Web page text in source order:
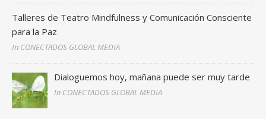
Talleres de Teatro Mindfulness y Comunicación Consciente
para la Paz
In CONECTADOS GLOBAL MEDIA
Dialoguemos hoy, mañana puede ser muy tarde
In CONECTADOS GLOBAL MEDIA